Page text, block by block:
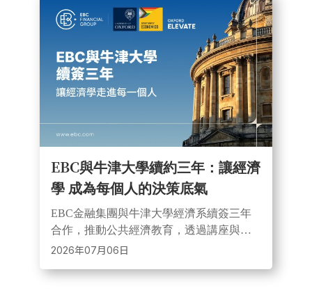
EBC與牛津大學續約三年：讓經濟
學 成為每個人的決策底氣
EBC金融集團與牛津大學經濟系續簽三年
合作，推動公共經濟教育，透過講座與短
視頻傳播經濟研究，涵蓋稅收、氣候與金
2026年07月06日